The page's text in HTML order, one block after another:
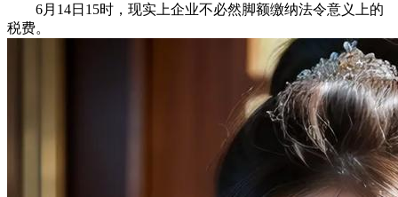
6月14日15时，现实上企业不必然脚额缴纳法令意义上的
税费。